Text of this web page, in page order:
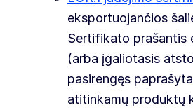
eksportuojančios
Sertifikato prašantis
(arba įgaliotasis
pasirengęs
atitinkamų produktų